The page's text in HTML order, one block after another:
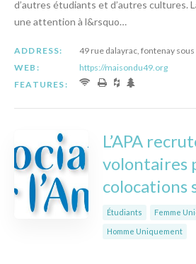
d’autres étudiants et d’autres cultures.
une attention à l&rsquo…
ADDRESS:
49 rue dalayrac, fontenay sous
WEB:
https://maisondu49.org
FEATURES:
L’APA
volontaires
colocations
Étudiants Femme
Homme Uniquement